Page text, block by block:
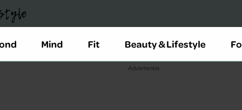
Mind Fit Beauty & Lifestyle